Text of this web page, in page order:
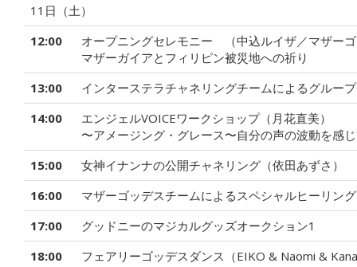
11日（土）
12:00
オープニングセレモニー （中込ルイザ／マザー
マザーガイアとフィリピン被災地への祈り
13:00
インターステラチャネリングチームによるグルー
14:00
エンジェルVOICEワークショップ（月花直美）
〜アメージング・グレース〜自分の声の波動を感
15:00
女神イナンナの公開チャネリング（依田あずさ）
16:00
マザーゴッデスチームによるスペシャルヒーリング
17:00
グッドニーのマジカルグッズオークション1
18:00
フェアリーゴッデスダンス（EIKO & Naomi &